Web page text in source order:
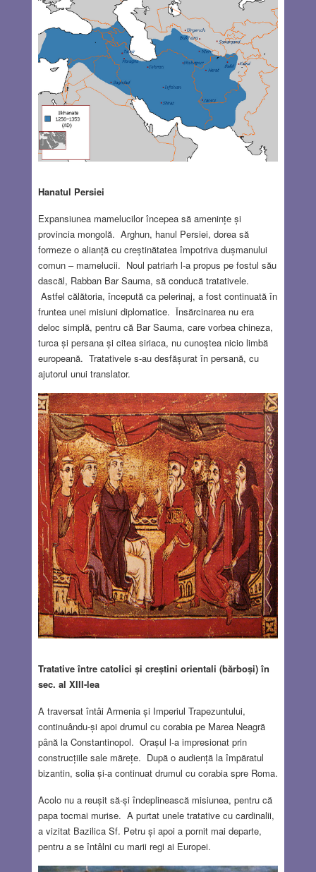
Hanatul Persiei
Expansiunea mamelucilor începea să amenințe și
provincia mongolă. Arghun, hanul Persiei, dorea să
formeze o alianță cu creștinătatea împotriva dușmanului
comun – mamelucii. Noul patriarh l-a propus pe fostul său
dascăl, Rabban Bar Sauma, să conducă tratativele.
Astfel călătoria, începută ca pelerinaj, a fost continuată în
fruntea unei misiuni diplomatice. Însărcinarea nu era
deloc simplă, pentru că Bar Sauma, care vorbea chineza,
turca și persana și citea siriaca, nu cunoștea nicio limbă
europeană. Tratativele s-au desfășurat în persană, cu
ajutorul unui translator.
Tratative între catolici și creștini orientali (bărboși) în
sec. al XIII-lea
A traversat întâi Armenia și Imperiul Trapezuntului,
continuându-și apoi drumul cu corabia pe Marea Neagră
până la Constantinopol. Orașul l-a impresionat prin
construcțiile sale mărețe. După o audiență la împăratul
bizantin, solia și-a continuat drumul cu corabia spre Roma.
Acolo nu a reușit să-și îndeplinească misiunea, pentru că
papa tocmai murise. A purtat unele tratative cu cardinalii,
a vizitat Bazilica Sf. Petru și apoi a pornit mai departe,
pentru a se întâlni cu marii regi ai Europei.